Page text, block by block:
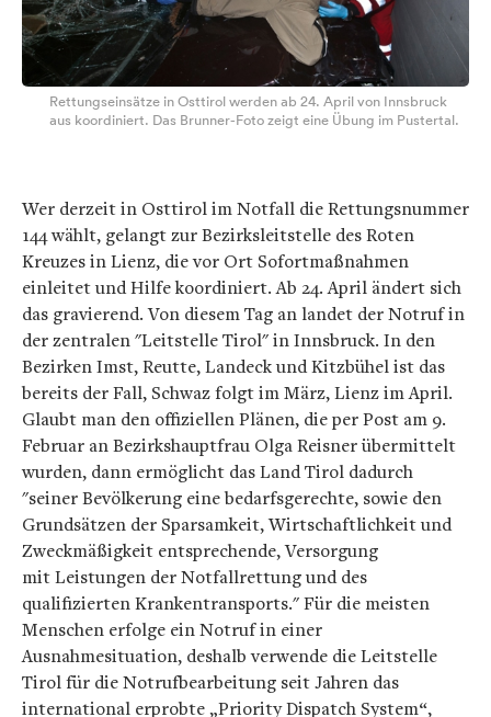
Rettungseinsätze in Osttirol werden ab 24. April von Innsbruck
aus koordiniert. Das Brunner-Foto zeigt eine Übung im Pustertal.
Wer derzeit in Osttirol im Notfall die Rettungsnummer
144 wählt, gelangt zur Bezirksleitstelle des Roten
Kreuzes in Lienz, die vor Ort Sofortmaßnahmen
einleitet und Hilfe koordiniert. Ab 24. April ändert sich
das gravierend. Von diesem Tag an landet der Notruf in
der zentralen "Leitstelle Tirol" in Innsbruck. In den
Bezirken Imst, Reutte, Landeck und Kitzbühel ist das
bereits der Fall, Schwaz folgt im März, Lienz im April.
Glaubt man den offiziellen Plänen, die per Post am 9.
Februar an Bezirkshauptfrau Olga Reisner übermittelt
wurden, dann ermöglicht das Land Tirol dadurch
"seiner Bevölkerung eine bedarfsgerechte, sowie den
Grundsätzen der Sparsamkeit, Wirtschaftlichkeit und
Zweckmäßigkeit entsprechende, Versorgung
mit Leistungen der Notfallrettung und des
qualifizierten Krankentransports." Für die meisten
Menschen erfolge ein Notruf in einer
Ausnahmesituation, deshalb verwende die Leitstelle
Tirol für die Notrufbearbeitung seit Jahren das
international erprobte „Priority Dispatch System“,